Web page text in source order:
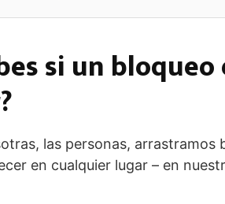
si un
las personas,
en cualquier lugar – en